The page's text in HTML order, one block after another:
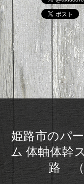
姫路市のパ
ム 体軸体幹
路 （